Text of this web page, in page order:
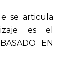
se articula
es el
EN